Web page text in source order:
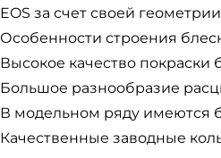
EOS за счет своей
Особенности строения
Высокое качество
Большое разнообразие
В модельном ряду имеются
Качественные заводные